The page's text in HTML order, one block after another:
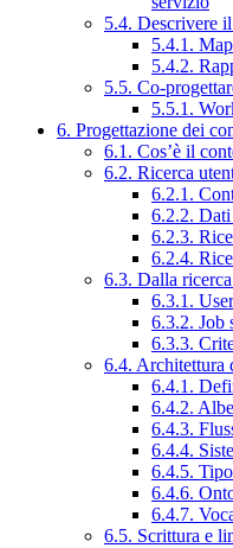
5.4. Descrivere
5.4.1.
5.4.2.
5.5. Co-
5.5.1.
6. Progettazione dei
6.1. Cos’è il
6.2. Ricerca
6.2.1.
6.2.2.
6.2.3.
6.2.4.
6.3. Dalla
6.3.1.
6.3.2. Job
6.3.3.
6.4. Architettura
6.4.1.
6.4.2.
6.4.3.
6.4.4.
6.4.5.
6.4.6.
6.4.7.
6.5. Scrittura e